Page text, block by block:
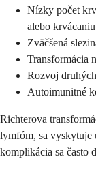
Nízky počet
alebo krvácaniu
Zväčšená
Transformácia
Rozvoj
Autoimunitné
Richterova
lymfóm, sa
komplikácia sa často